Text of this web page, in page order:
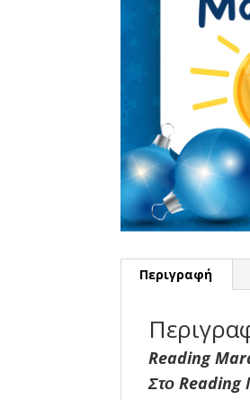
Περιγραφή
Reading
ΣτοReading